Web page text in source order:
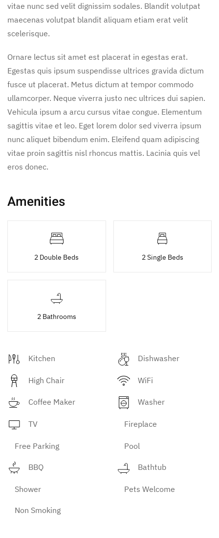
vitae nunc sed velit dignissim sodales. Blandit volutpat
maecenas volutpat blandit aliquam etiam erat velit
scelerisque.
Ornare lectus sit amet est placerat in egestas erat.
Egestas quis ipsum suspendisse ultrices gravida dictum
fusce ut placerat. Metus dictum at tempor commodo
ullamcorper. Neque viverra justo nec ultrices dui sapien.
Vehicula ipsum a arcu cursus vitae congue. Elementum
sagittis vitae et leo. Eget lorem dolor sed viverra ipsum
nunc aliquet bibendum enim. Eleifend quam adipiscing
vitae proin sagittis nisl rhoncus mattis. Lacinia quis vel
eros donec.
Amenities
2 Double Beds 2 Single Beds
2 Bathrooms
Kitchen Dishwasher
High Chair WiFi
Coffee Maker Washer
TV Fireplace
Free Parking Pool
BBQ Bathtub
Shower Pets Welcome
Non Smoking